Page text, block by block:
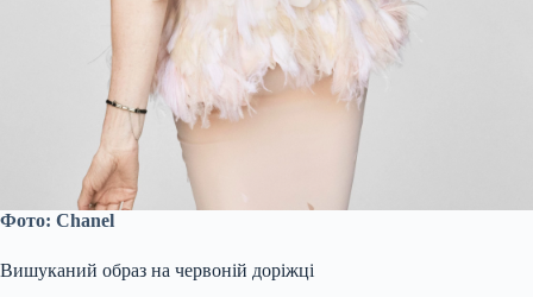
Фото: Chanel
Вишуканий образ на червоній доріжці